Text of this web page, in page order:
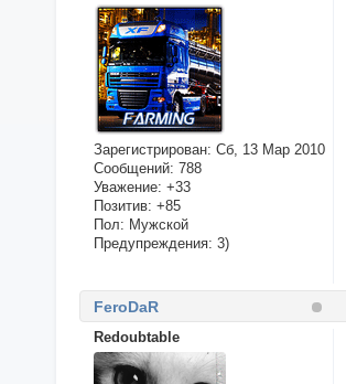
Зарегистрирован: Сб, 13 Мар 2010
Сообщений: 788
Уважение: +33
Позитив: +85
Пол: Мужской
Предупреждения: 3)
FeroDaR
Redoubtable